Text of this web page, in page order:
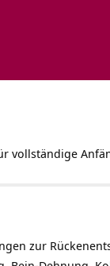
vollständige
zur